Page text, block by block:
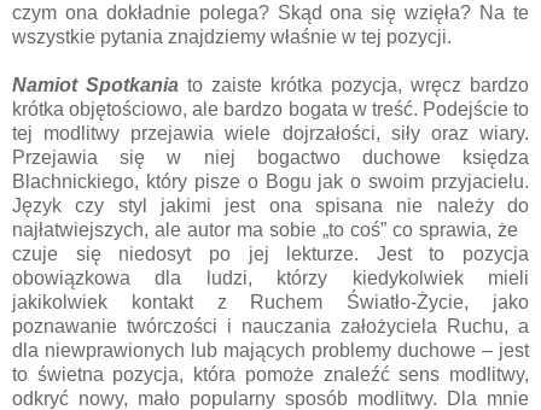
czym ona dokładnie polega? Skąd ona się wzięła? Na te
wszystkie pytania znajdziemy właśnie w tej pozycji.
Namiot Spotkania to zaiste krótka pozycja, wręcz bardzo
krótka objętościowo, ale bardzo bogata w treść. Podejście to
tej modlitwy przejawia wiele dojrzałości, siły oraz wiary.
Przejawia się w niej bogactwo duchowe księdza
Blachnickiego, który pisze o Bogu jak o swoim przyjacielu.
Język czy styl jakimi jest ona spisana nie należy do
najłatwiejszych, ale autor ma sobie „to coś” co sprawia, że
czuje się niedosyt po jej lekturze. Jest to pozycja
obowiązkowa dla ludzi, którzy kiedykolwiek mieli
jakikolwiek kontakt z Ruchem Światło-Życie, jako
poznawanie twórczości i nauczania założyciela Ruchu, a
dla niewprawionych lub mających problemy duchowe – jest
to świetna pozycja, która pomoże znaleźć sens modlitwy,
odkryć nowy, mało popularny sposób modlitwy. Dla mnie